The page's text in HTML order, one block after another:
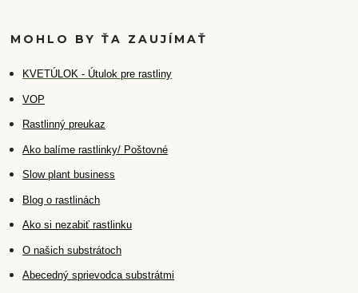
MOHLO BY ŤA ZAUJÍMAŤ
KVETÚLOK - Útulok pre rastliny
VOP
Rastlinný preukaz
Ako balíme rastlinky/ Poštovné
Slow plant business
Blog o rastlinách
Ako si nezabiť rastlinku
O našich substrátoch
Abecedný sprievodca substrátmi